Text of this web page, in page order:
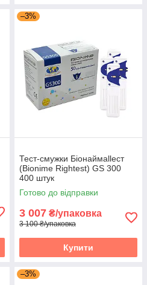
–3%
Тест-смужки Біонаймallест
(Bionime Rightest) GS 300
400 штук
Готово до відправки
3 007 ₴/упаковка
3 100 ₴/упаковка
Купити
–3%